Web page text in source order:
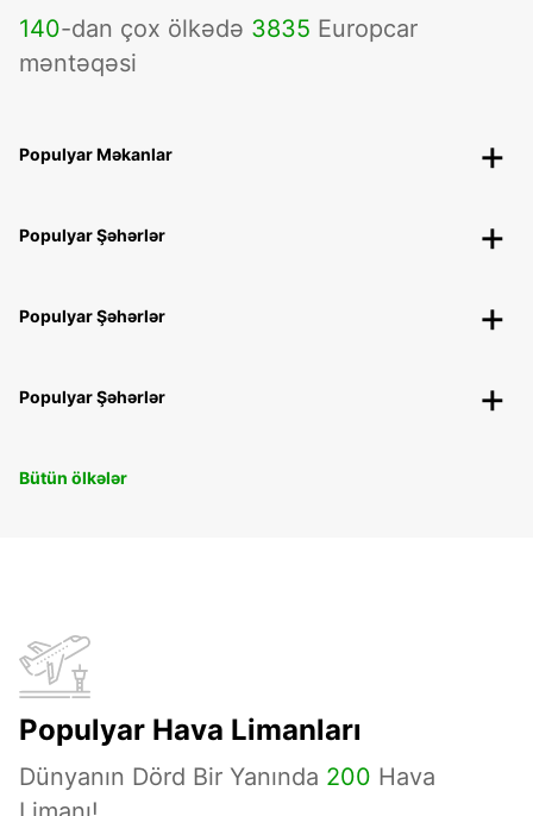
140-dan çox ölkədə 3835 Europcar
məntəqəsi
Populyar Məkanlar
Populyar Şəhərlər
Populyar Şəhərlər
Populyar Şəhərlər
Bütün ölkələr
Populyar Hava Limanları
Dünyanın Dörd Bir Yanında 200 Hava